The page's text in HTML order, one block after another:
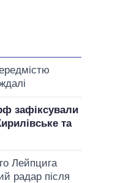
зафіксували
та
Лейпцига
радар після